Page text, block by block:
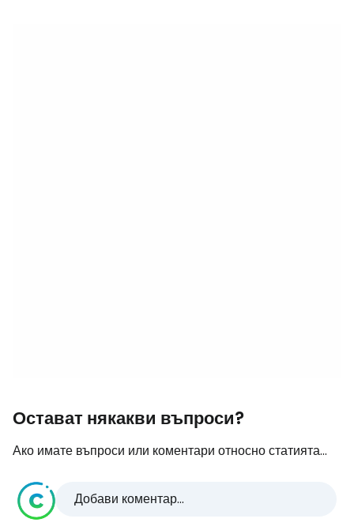
Остават някакви въпроси?
Ако имате въпроси или коментари относно статията...
Добави коментар...